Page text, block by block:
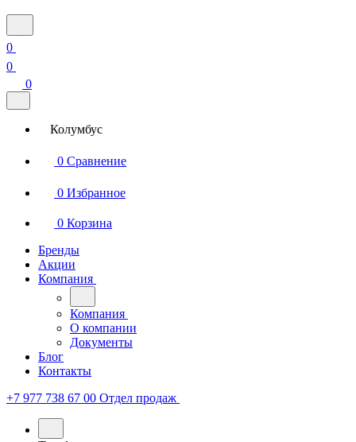
0
0
0
Колумбус
0 Сравнение
0 Избранное
0 Корзина
Бренды
Акции
Компания
Компания
О компании
Документы
Блог
Контакты
+7 977 738 67 00 Отдел продаж